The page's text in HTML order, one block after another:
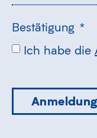
Bestätigung *
Ich habe die